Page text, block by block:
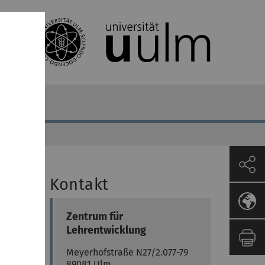
Kontakt
Zentrum für
Lehrentwicklung
Meyerhofstraße N27/2.077-79